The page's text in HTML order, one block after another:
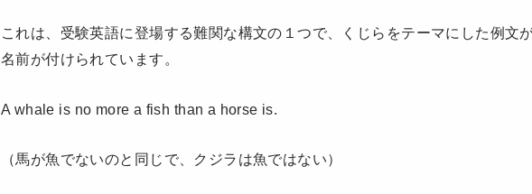
これは、受験英語に登場する難関な構文の１つで、くじらをテーマにした例文
名前が付けられています。
A whale is no more a fish than a horse is.
（馬が魚でないのと同じで、クジラは魚ではない）